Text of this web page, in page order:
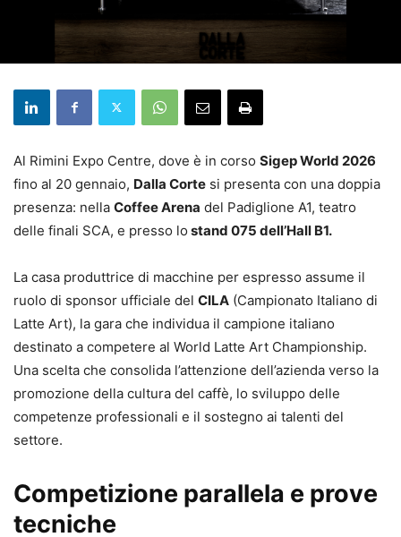
Al Rimini Expo Centre, dove è in corso Sigep World 2026
fino al 20 gennaio, Dalla Corte si presenta con una doppia
presenza: nella Coffee Arena del Padiglione A1, teatro
delle finali SCA, e presso lo stand 075 dell’Hall B1.
La casa produttrice di macchine per espresso assume il
ruolo di sponsor ufficiale del CILA (Campionato Italiano di
Latte Art), la gara che individua il campione italiano
destinato a competere al World Latte Art Championship.
Una scelta che consolida l’attenzione dell’azienda verso la
promozione della cultura del caffè, lo sviluppo delle
competenze professionali e il sostegno ai talenti del
settore.
Competizione parallela e prove
tecniche